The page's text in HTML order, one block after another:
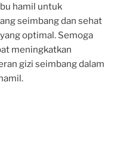
hamil untuk
seimbang dan sehat
optimal. Semoga
meningkatkan
gizi seimbang dalam